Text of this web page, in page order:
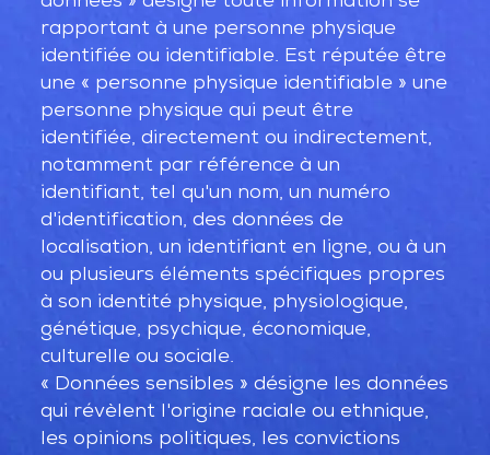
rapportant à une personne physique
identifiée ou identifiable. Est réputée être
une « personne physique identifiable » une
personne physique qui peut être
identifiée, directement ou indirectement,
notamment par référence à un
identifiant, tel qu'un nom, un numéro
d'identification, des données de
localisation, un identifiant en ligne, ou à un
ou plusieurs éléments spécifiques propres
à son identité physique, physiologique,
génétique, psychique, économique,
culturelle ou sociale.
« Données sensibles » désigne les données
qui révèlent l'origine raciale ou ethnique,
les opinions politiques, les convictions